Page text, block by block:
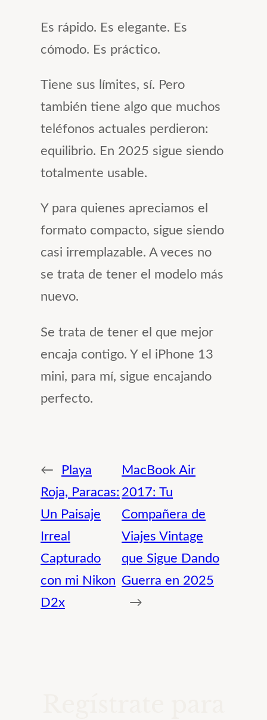
Es rápido. Es elegante. Es
cómodo. Es práctico.
Tiene sus límites, sí. Pero
también tiene algo que muchos
teléfonos actuales perdieron:
equilibrio. En 2025 sigue siendo
totalmente usable.
Y para quienes apreciamos el
formato compacto, sigue siendo
casi irremplazable. A veces no
se trata de tener el modelo más
nuevo.
Se trata de tener el que mejor
encaja contigo. Y el iPhone 13
mini, para mí, sigue encajando
perfecto.
←
Playa
Roja, Paracas:
Un Paisaje
Irreal
Capturado
con mi Nikon
D2x
MacBook Air
2017: Tu
Compañera de
Viajes Vintage
que Sigue Dando
Guerra en 2025
→